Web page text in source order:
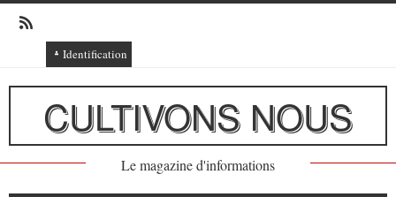
Identification
Connexion
Connexion via Facebook
Inscription
Ajout texte ou poème
CULTIVONS NOUS
Le magazine d'informations